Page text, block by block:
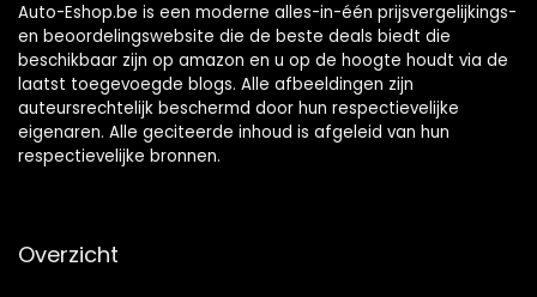
Auto-Eshop.be is een moderne alles-in-één prijsvergelijkings-
en beoordelingswebsite die de beste deals biedt die
beschikbaar zijn op amazon en u op de hoogte houdt via de
laatst toegevoegde blogs. Alle afbeeldingen zijn
auteursrechtelijk beschermd door hun respectievelijke
eigenaren. Alle geciteerde inhoud is afgeleid van hun
respectievelijke bronnen.
Overzicht